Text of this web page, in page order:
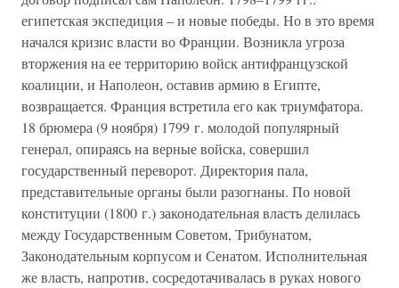
египетская экспедиция – и новые победы. Но в это время
начался кризис власти во Франции. Возникла угроза
вторжения на ее территорию войск антифранцузской
коалиции, и Наполеон, оставив армию в Египте,
возвращается. Франция встретила его как триумфатора.
18 брюмера (9 ноября) 1799 г. молодой популярный
генерал, опираясь на верные войска, совершил
государственный переворот. Директория пала,
представительные органы были разогнаны. По новой
конституции (1800 г.) законодательная власть делилась
между Государственным Советом, Трибунатом,
Законодательным корпусом и Сенатом. Исполнительная
же власть, напротив, сосредотачивалась в руках нового